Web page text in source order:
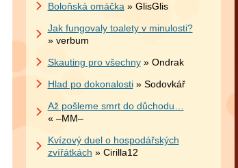
Boloňská omáčka » GlisGlis
Jak fungovaly toalety v minulosti?
» verbum
Skauting pro všechny » Ondrak
Hlad po dokonalosti » Sodovkář
Až pošleme smrt do důchodu…
« –MM–
Kvízový duel o hospodářských
zvířátkách » Cirilla12